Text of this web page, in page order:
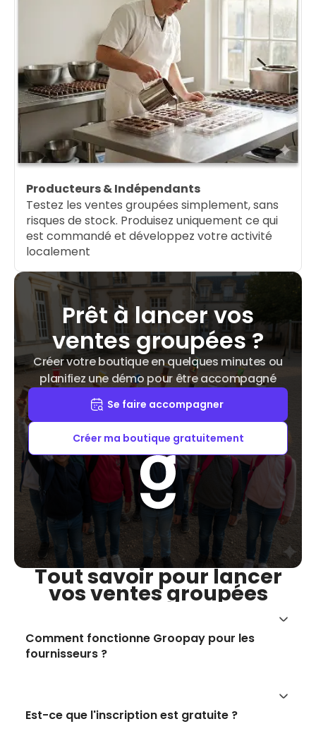
Producteurs & Indépendants
Testez les ventes groupées simplement, sans
risques de stock. Produisez uniquement ce qui
est commandé et développez votre activité
localement
Prêt à lancer vos
ventes groupées ?
Créer votre boutique en quelques minutes ou
planifiez une démo pour être accompagné
Se faire accompagner
Créer ma boutique gratuitement
Tout savoir pour lancer
vos ventes groupées
Comment fonctionne Groopay pour les
fournisseurs ?
Est-ce que l'inscription est gratuite ?